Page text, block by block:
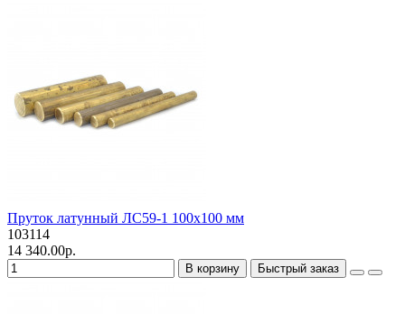
Пруток латунный ЛС59-1 100х100 мм
103114
14 340.00р.
В корзину Быстрый заказ